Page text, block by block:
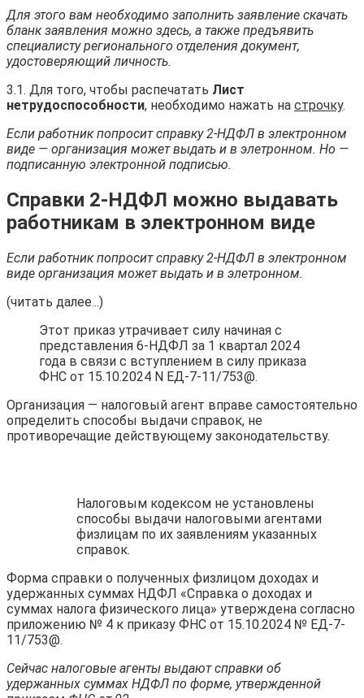
Для этого вам необходимо заполнить заявление скачать
бланк заявления можно здесь, а также предъявить
специалисту регионального отделения документ,
удостоверяющий личность.
3.1. Для того, чтобы распечатать Лист
нетрудоспособности, необходимо нажать на строчку.
Если работник попросит справку 2-НДФЛ в электронном
виде — организация может выдать и в элетронном. Но —
подписанную электронной подписью.
Справки 2-НДФЛ можно выдавать
работникам в электронном виде
Если работник попросит справку 2-НДФЛ в электронном
виде организация может выдать и в элетронном.
(читать далее...)
Этот приказ утрачивает силу начиная с
представления 6-НДФЛ за 1 квартал 2024
года в связи с вступлением в силу приказа
ФНС от 15.10.2024 N ЕД-7-11/753@.
Организация — налоговый агент вправе самостоятельно
определить способы выдачи справок, не
противоречащие действующему законодательству.
Налоговым кодексом не установлены
способы выдачи налоговыми агентами
физлицам по их заявлениям указанных
справок.
Форма справки о полученных физлицом доходах и
удержанных суммах НДФЛ «Справка о доходах и
суммах налога физического лица» утверждена согласно
приложению № 4 к приказу ФНС от 15.10.2024 № ЕД-7-
11/753@.
Сейчас налоговые агенты выдают справки об
удержанных суммах НДФЛ по форме, утвержденной